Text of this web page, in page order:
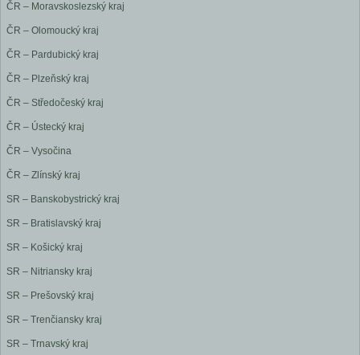
ČR – Moravskoslezský kraj
ČR – Olomoucký kraj
ČR – Pardubický kraj
ČR – Plzeňský kraj
ČR – Středočeský kraj
ČR – Ústecký kraj
ČR – Vysočina
ČR – Zlínský kraj
SR – Banskobystrický kraj
SR – Bratislavský kraj
SR – Košický kraj
SR – Nitriansky kraj
SR – Prešovský kraj
SR – Trenčiansky kraj
SR – Trnavský kraj